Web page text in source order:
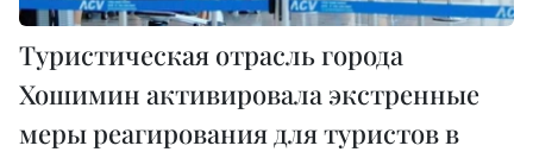
Туристическая отрасль города
Хошимин активировала экстренные
меры реагирования для туристов в